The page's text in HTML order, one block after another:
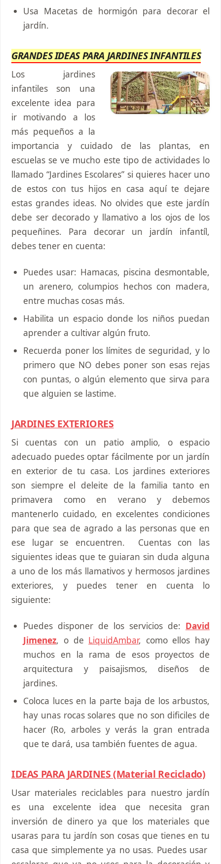
Usa Macetas de hormigón para decorar el
jardín.
GRANDES IDEAS PARA JARDINES INFANTILES
Los jardines
infantiles son una
excelente idea para
ir motivando a los
más pequeños a la
importancia y cuidado de las plantas, en
escuelas se ve mucho este tipo de actividades lo
llamado “Jardines Escolares” si quieres hacer uno
de estos con tus hijos en casa aquí te dejare
estas grandes ideas. No olvides que este jardín
debe ser decorado y llamativo a los ojos de los
pequeñines. Para decorar un jardín infantíl,
debes tener en cuenta:
Puedes usar: Hamacas, piscina desmontable,
un arenero, columpios hechos con madera,
entre muchas cosas más.
Habilita un espacio donde los niños puedan
aprender a cultivar algún fruto.
Recuerda poner los límites de seguridad, y lo
primero que NO debes poner son esas rejas
con puntas, o algún elemento que sirva para
que alguien se lastime.
JARDINES EXTERIORES
Si cuentas con un patio amplio, o espacio
adecuado puedes optar fácilmente por un jardín
en exterior de tu casa. Los jardines exteriores
son siempre el deleite de la familia tanto en
primavera como en verano y debemos
mantenerlo cuidado, en excelentes condiciones
para que sea de agrado a las personas que en
ese lugar se encuentren. Cuentas con las
siguientes ideas que te guiaran sin duda alguna
a uno de los más llamativos y hermosos jardines
exteriores, y puedes tener en cuenta lo
siguiente:
Puedes disponer de los servicios de: David
Jimenez, o de LiquidAmbar, como ellos hay
muchos en la rama de esos proyectos de
arquitectura y paisajismos, diseños de
jardines.
Coloca luces en la parte baja de los arbustos,
hay unas rocas solares que no son dificiles de
hacer (Ro, arboles y verás la gran entrada
que te dará, usa también fuentes de agua.
IDEAS PARA JARDINES (Material Reciclado)
Usar materiales reciclables para nuestro jardín
es una excelente idea que necesita gran
inversión de dinero ya que los materiales que
usaras para tu jardín son cosas que tienes en tu
casa que simplemente ya no usas. Puedes usar